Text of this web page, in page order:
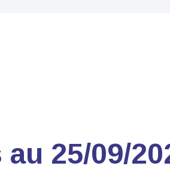
25/09/